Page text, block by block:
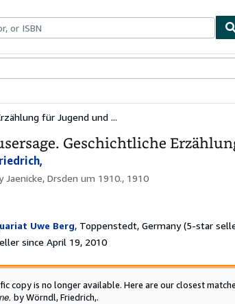
für Jugend und ...
Geschichtliche
Jaenicke, Drsden um 1910., 1910
Uwe Berg, Toppenstedt, Germany (5-star
since April 19, 2010
copy is no longer available. Here are our closest
by Wörndl, Friedrich,.